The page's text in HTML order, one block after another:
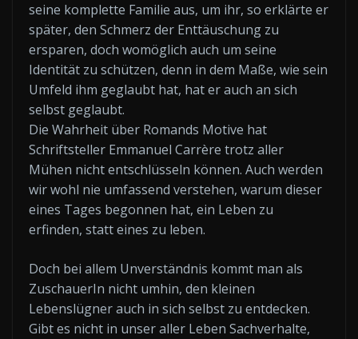
seine komplette Familie aus, um ihr, so erklärte er
später, den Schmerz der Enttäuschung zu
ersparen, doch womöglich auch um seine
Identität zu schützen, denn in dem Maße, wie sein
Umfeld ihm geglaubt hat, hat er auch an sich
selbst geglaubt.
Die Wahrheit über Romands Motive hat
Schriftsteller Emmanuel Carrère trotz aller
Mühen nicht entschlüsseln können. Auch werden
wir wohl nie umfassend verstehen, warum dieser
eines Tages begonnen hat, ein Leben zu
erfinden, statt eines zu leben.
Doch bei allem Unverständnis kommt man als
ZuschauerIn nicht umhin, den kleinen
Lebenslügner auch in sich selbst zu entdecken.
Gibt es nicht in unser aller Leben Sachverhalte,